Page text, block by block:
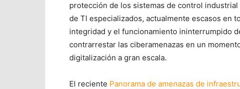
protección de los sistemas de control
de TI especializados, actualmente escasos en
integridad y el funcionamiento ininterrumpido
contrarrestar las ciberamenazas en un
digitalización a gran escala.
El reciente Panorama de amenazas de